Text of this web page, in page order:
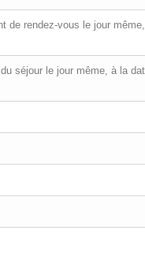
de rendez-vous le jour
séjour le jour même, à la